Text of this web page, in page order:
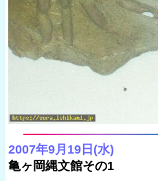
2007年9月19日(水)
亀ヶ岡縄文館その1